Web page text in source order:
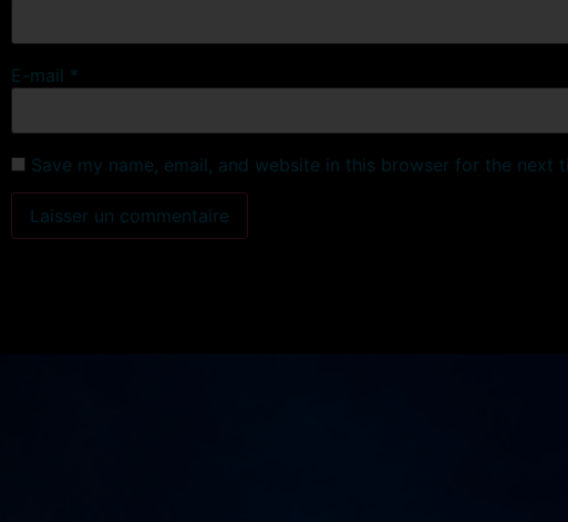
E-mail *
Save my name, email, and website in this browser for the next